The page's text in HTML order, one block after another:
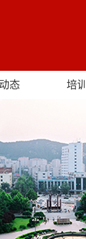
态 培